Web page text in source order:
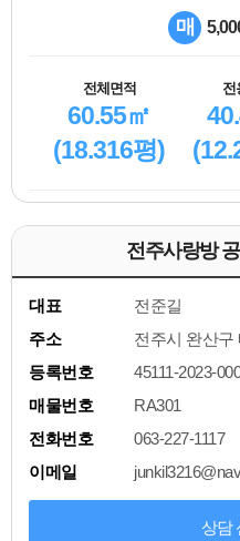
매
전체면적
60.55㎡
(18.316평)
전
전주사랑방
대표
전준길
주소
전주시 완산구
등록번호
45111-2023-
매물번호
RA301
전화번호
063-227-1117
이메일
상담